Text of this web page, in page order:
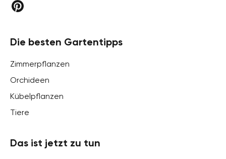
Die besten Gartentipps
Zimmerpflanzen
Orchideen
Kübelpflanzen
Tiere
Das ist jetzt zu tun